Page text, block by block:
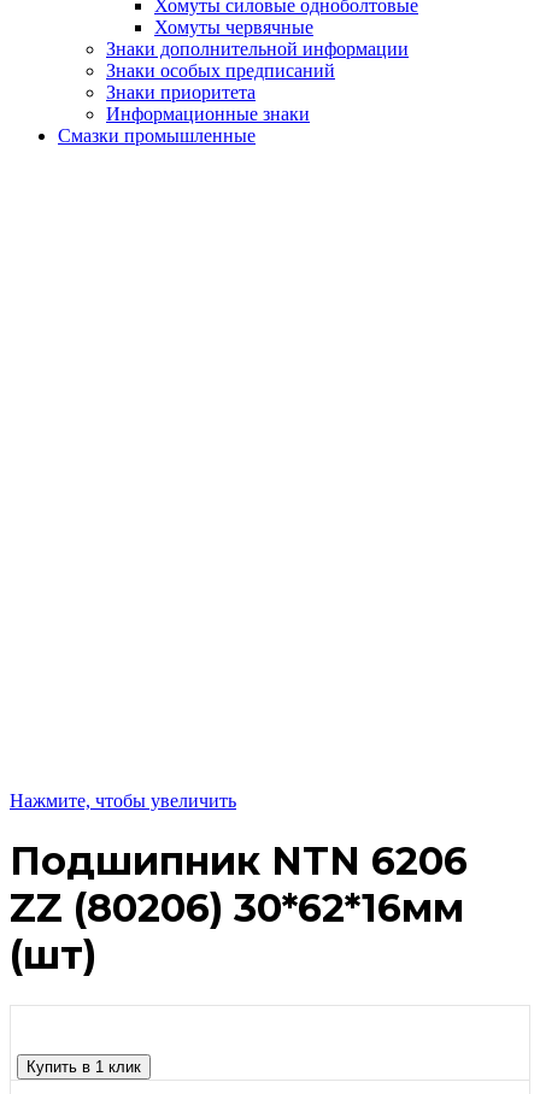
Хомуты силовые одноболтовые
Хомуты червячные
Знаки дополнительной информации
Знаки особых предписаний
Знаки приоритета
Информационные знаки
Смазки промышленные
Нажмите, чтобы увеличить
Подшипник NTN 6206
ZZ (80206) 30*62*16мм
(шт)
Купить в 1 клик